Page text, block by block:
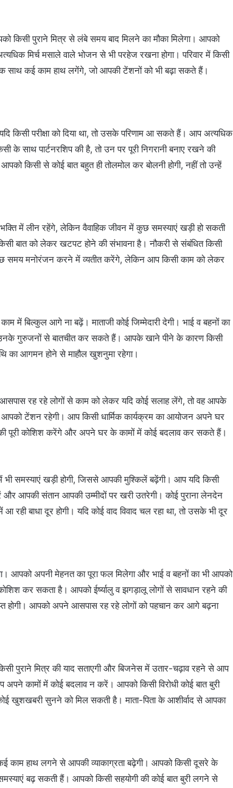
पुराने मित्र से लंबे समय बाद मिलने का मौका मिलेगा। आपको
मिर्च मसाले वाले भोजन से भी परहेज रखना होगा। परिवार में किसी
साथ कई काम हाथ लगेंगे, जो आपकी टेंशनों को भी बढ़ा सकते हैं।
यदि किसी परीक्षा को दिया था, तो उसके परिणाम आ सकते हैं। आप अत्यधिक
साथ पार्टनरशिप की है, तो उन पर पूरी निगरानी बनाए रखने की
किसी से कोई बात बहुत ही तोलमोल कर बोलनी होगी, नहीं तो उन्हें
में लीन रहेंगे, लेकिन वैवाहिक जीवन में कुछ समस्याएं खड़ी हो सकती
बात को लेकर खटपट होने की संभावना है। नौकरी से संबंधित किसी
समय मनोरंजन करने में व्यतीत करेंगे, लेकिन आप किसी काम को लेकर
बिल्कुल आगे ना बढ़ें। माताजी कोई जिम्मेदारी देगी। भाई व बहनों का
उनके गुरुजनों से बातचीत कर सकते हैं। आपके खाने पीने के कारण किसी
का आगमन होने से माहौल खुशनुमा रहेगा।
रह रहे लोगों से काम को लेकर यदि कोई सलाह लेंगे, तो वह आपके
टेंशन रहेगी। आप किसी धार्मिक कार्यक्रम का आयोजन अपने घर
पूरी कोशिश करेंगे और अपने घर के कामों में कोई बदलाव कर सकते हैं।
समस्याएं खड़ी होगी, जिससे आपकी मुश्किलें बढ़ेंगी। आप यदि किसी
और आपकी संतान आपकी उम्मीदों पर खरी उतरेगी। कोई पुराना लेनदेन
बाधा दूर होगी। यदि कोई वाद विवाद चल रहा था, तो उसके भी दूर
आपको अपनी मेहनत का पूरा फल मिलेगा और भाई व बहनों का भी आपको
कर सकता है। आपको ईर्ष्यालु व झगड़ालू लोगों से सावधान रहने की
होगी। आपको अपने आसपास रह रहे लोगों को पहचान कर आगे बढ़ना
पुराने मित्र की याद सताएगी और बिजनेस में उतार-चढ़ाव रहने से आप
कामों में कोई बदलाव न करें। आपको किसी विरोधी कोई बात बुरी
खुशखबरी सुनने को मिल सकती है। माता-पिता के आशीर्वाद से आपका
काम हाथ लगने से आपकी व्याकाग्रता बढ़ेगी। आपको किसी दूसरे के
बढ़ सकती हैं। आपको किसी सहयोगी की कोई बात बुरी लगने से